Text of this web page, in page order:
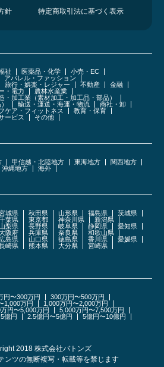
針
特定商取引法に基づく表示
祉 医薬品・化学
小売・EC
アパレル・ファッション
旅行・娯楽・レジャー 不動産
金融
・電力
農林水産業
・加工業（素材加工・加工品・部品）
輸送・運送・海運・物流
商社・卸
ケア・フィットネス
教育・保育
ービス その他
甲信越・北陸地方 東海地方
関西地方
沖縄地方 海外
城県 秋田県 山形県 福島県
茨城県
葉県 東京都 神奈川県
新潟県
梨県 長野県 岐阜県 静岡県
愛知県
阪府 兵庫県 奈良県
和歌山県
広島県 山口県 徳島県 香川県
愛媛県
崎県 熊本県 大分県
宮崎県
円〜300万円
300万円〜500万円
1,000万円
1,000万円〜2,000万円
円〜5,000万円
5,000万円〜7,500万円
億円 2.5億円〜5億円
5億円〜10億円
2018 株式会社バトンズ
ンツの無断複写・転載等を禁じます